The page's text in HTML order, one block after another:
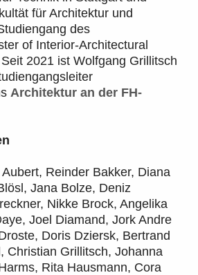
für Architektur und
des
of Interior-Architectural
2021 ist Wolfgang Grillitsch
Architektur an der FH-
Reinder Bakker, Diana
Jana Bolze, Deniz
Nikke Brock, Angelika
Joel Diamand, Jork Andre
Doris Dziersk, Bertrand
Christian Grillitsch, Johanna
Rita Hausmann, Cora